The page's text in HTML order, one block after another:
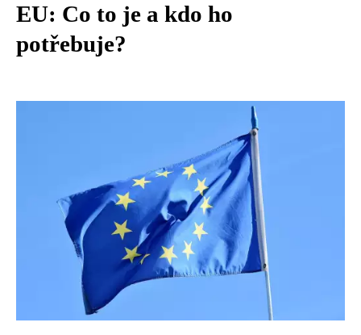
EU: Co to je a kdo ho
potřebuje?